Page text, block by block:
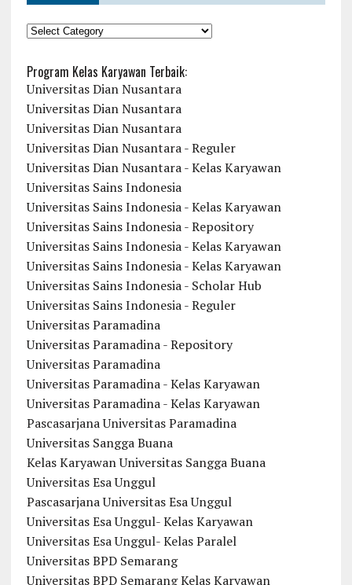
KATEGORI
Program Kelas Karyawan Terbaik:
Universitas Dian Nusantara
Universitas Dian Nusantara
Universitas Dian Nusantara
Universitas Dian Nusantara - Reguler
Universitas Dian Nusantara - Kelas Karyawan
Universitas Sains Indonesia
Universitas Sains Indonesia - Kelas Karyawan
Universitas Sains Indonesia - Repository
Universitas Sains Indonesia - Kelas Karyawan
Universitas Sains Indonesia - Kelas Karyawan
Universitas Sains Indonesia - Scholar Hub
Universitas Sains Indonesia - Reguler
Universitas Paramadina
Universitas Paramadina - Repository
Universitas Paramadina
Universitas Paramadina - Kelas Karyawan
Universitas Paramadina - Kelas Karyawan
Pascasarjana Universitas Paramadina
Universitas Sangga Buana
Kelas Karyawan Universitas Sangga Buana
Universitas Esa Unggul
Pascasarjana Universitas Esa Unggul
Universitas Esa Unggul- Kelas Karyawan
Universitas Esa Unggul- Kelas Paralel
Universitas BPD Semarang
Universitas BPD Semarang Kelas Karyawan